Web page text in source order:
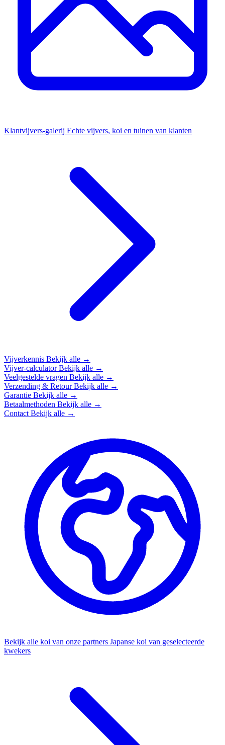
Klantvijvers-galerij Echte vijvers, koi en tuinen van klanten
Vijverkennis Bekijk alle →
Vijver-calculatorBekijk alle →
Veelgestelde vragen Bekijk alle →
Verzending & RetourBekijk alle →
Garantie Bekijk alle →
Betaalmethoden Bekijk alle →
Contact Bekijk alle →
Bekijk alle koi van onze partners Japanse koi van geselecteerde
kwekers